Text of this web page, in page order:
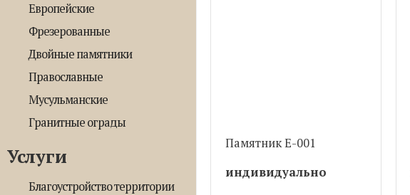
Европейские
Фрезерованные
Двойные памятники
Православные
Мусульманские
Гранитные ограды
Услуги
Благоустройство территории
Памятник Е-001
индивидуально